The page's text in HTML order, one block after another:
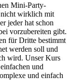
Mini-Party-
nicht wirklich mit
jeder hat schon
vorzubereiten gibt.
für Dritte bestimmt
werden soll und
wird. Unser Kurs
und
und einfach